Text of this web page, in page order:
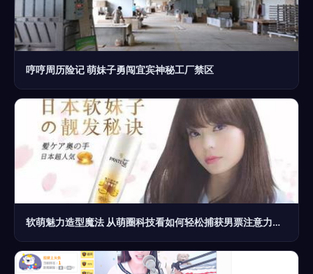
哼哼周历险记 萌妹子勇闯宜宾神秘工厂禁区
软萌魅力造型魔法 从萌圈科技看如何轻松捕获男票注意力的秘诀